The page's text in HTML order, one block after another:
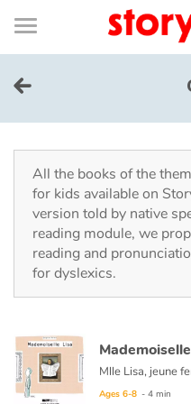
Connexion
Bibliothèque
de
page
Menu
Log in
Try for free
Library
Awards
Tales and classics in french
All the books of the
for kids available on
version told by native
reading module, we
reading and
for dyslexics.
Ni une ni deux,
Ages 6-8 - 4 min